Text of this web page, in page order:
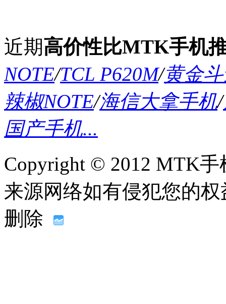
近期高价性比MTK手机
NOTE/TCL P620M/黄金
辣椒NOTE/海信大拿手机/
国产手机...
Copyright © 2012 MTK
来源网络如有侵犯您的
删除